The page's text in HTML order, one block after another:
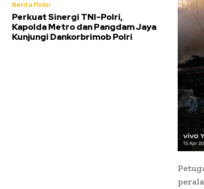
Berita Polisi
Perkuat Sinergi TNI-Polri,
Kapolda Metro dan Pangdam Jaya
Kunjungi Dankorbrimob Polri